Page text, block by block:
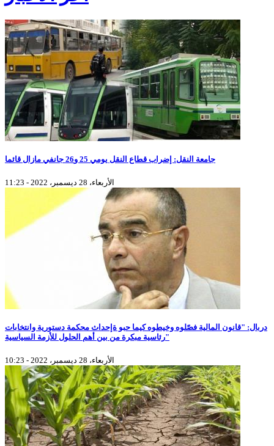
جامعة النقل: إضراب قطاع النقل يومي 25 و26 جانفي مازال قائما
الأربعاء، 28 ديسمبر، 2022 - 11:23
دربال: "قانون المالية فصّلوه وخيطوه كيما حبو ةإحداث محكمة دستورية وانتخابات
رئاسية مبكرة من بين أهم الحلول للأزمة السياسية"
الأربعاء، 28 ديسمبر، 2022 - 10:23